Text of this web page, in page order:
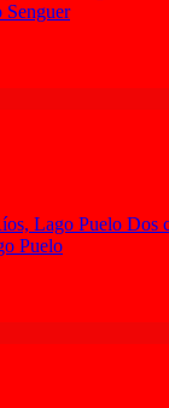
Puelo